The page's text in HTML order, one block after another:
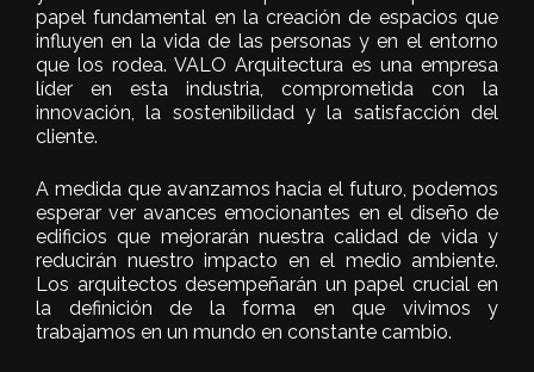
papel fundamental en la creación de espacios que
influyen en la vida de las personas y en el entorno
que los rodea. VALO Arquitectura es una empresa
líder en esta industria, comprometida con la
innovación, la sostenibilidad y la satisfacción del
cliente.
A medida que avanzamos hacia el futuro, podemos
esperar ver avances emocionantes en el diseño de
edificios que mejorarán nuestra calidad de vida y
reducirán nuestro impacto en el medio ambiente.
Los arquitectos desempeñarán un papel crucial en
la definición de la forma en que vivimos y
trabajamos en un mundo en constante cambio.